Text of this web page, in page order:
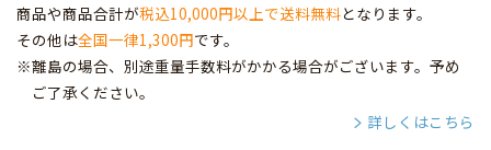
商品や商品合計が税込10,000円以上で送料無料となります。
その他は全国一律1,300円です。
※離島の場合、別途重量手数料がかかる場合がございます。予め
ご了承ください。
詳しくはこちら